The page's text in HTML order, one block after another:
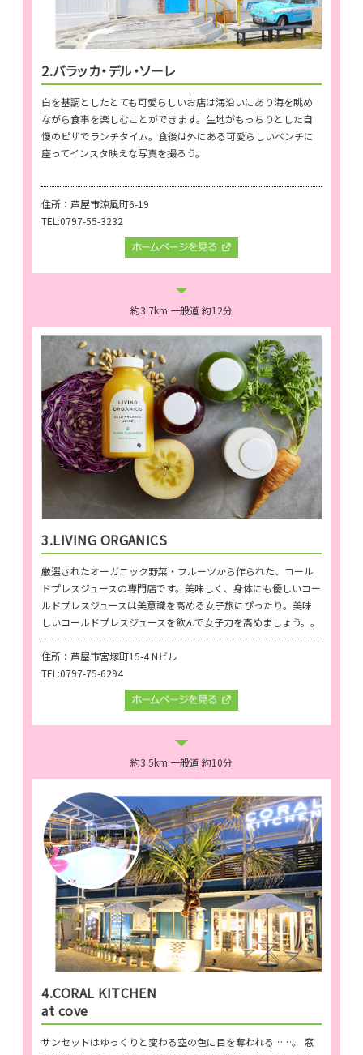
2.バラッカ・デル・ソーレ
白を基調としたとても可愛らしいお店は海沿いにあり海を眺め
ながら食事を楽しむことができます。生地がもっちりとした自
慢のピザでランチタイム。食後は外にある可愛らしいベンチに
座ってインスタ映えな写真を撮ろう。
住所：芦屋市涼風町6-19
TEL:0797-55-3232
約3.7km 一般道 約12分
3.LIVING ORGANICS
厳選されたオーガニック野菜・フルーツから作られた、コール
ドプレスジュースの専門店です。美味しく、身体にも優しいコー
ルドプレスジュースは美意識を高める女子旅にぴったり。美味
しいコールドプレスジュースを飲んで女子力を高めましょう。。
住所：芦屋市宮塚町15-4 Nビル
TEL:0797-75-6294
約3.5km 一般道 約10分
4.CORAL KITCHEN
at cove
サンセットはゆっくりと変わる空の色に目を奪われる……。 窓